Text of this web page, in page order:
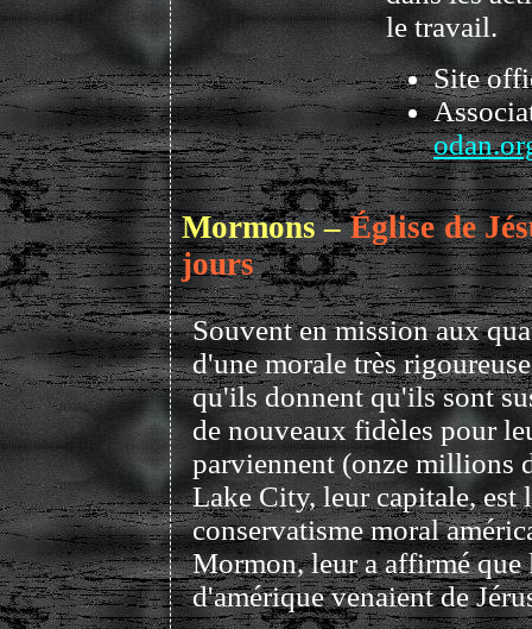
le travail.
Site
Mormons –Église de
jours
Souvent en mission aux
d'une morale très
qu'ils donnent qu'ils sont
de nouveaux fidèles pour
parviennent (onze millions
Lake City, leur capitale, est
conservatisme moral
Mormon, leur a affirmé que
d'amérique venaient de